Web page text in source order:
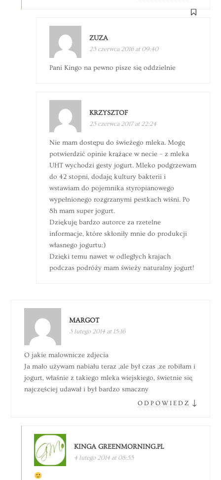
ZUZA
23 czerwca 2016 at 09:40
Pani Kingo na pewno pisze się oddzielnie
KRZYSZTOF
23 czerwca 2017 at 22:24
Nie mam dostępu do świeżego mleka. Mogę
potwierdzić opinie krążące w necie – z mleka
UHT wychodzi gesty jogurt. Mleko podgrzewam
do 42 stopni, dodaję kultury bakterii i
wstawiam do pojemnika styropianowego
wypełnionego rozgrzanymi pestkach wiśni. Po
8h mam super jogurt.
Dziękuję bardzo autorce za rzetelne
informacje, które skłoniły mnie do produkcji
własnego jogurtu:)
Dzięki temu nawet w odległych krajach
podczas podróży mam świeży naturalny jogurt!
MARGOT
3 lutego 2014 at 15:16
O jakie malownicze zdjecia
Ja mało używam nabiału teraz ,ale był czas ,ze robiłam i
jogurt, właśnie z takiego mleka wiejskiego, świetnie się
najczęściej udawał i był bardzo smaczny
ODPOWIEDZ ↓
KINGA GREENMORNING.PL
4 lutego 2014 at 08:55